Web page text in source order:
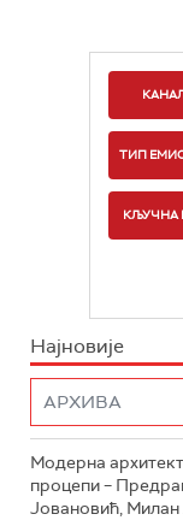
ТИП
КЉУЧНА
Најновије
Модерна
процепи –
Јовановић, Милан